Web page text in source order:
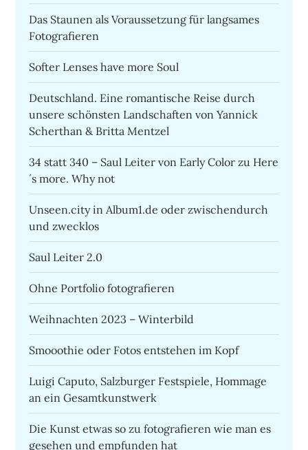
Das Staunen als Voraussetzung für langsames
Fotografieren
Softer Lenses have more Soul
Deutschland. Eine romantische Reise durch
unsere schönsten Landschaften von Yannick
Scherthan & Britta Mentzel
34 statt 340 – Saul Leiter von Early Color zu Here
´s more. Why not
Unseen.city in Album1.de oder zwischendurch
und zwecklos
Saul Leiter 2.0
Ohne Portfolio fotografieren
Weihnachten 2023 – Winterbild
Smooothie oder Fotos entstehen im Kopf
Luigi Caputo, Salzburger Festspiele, Hommage
an ein Gesamtkunstwerk
Die Kunst etwas so zu fotografieren wie man es
gesehen und empfunden hat